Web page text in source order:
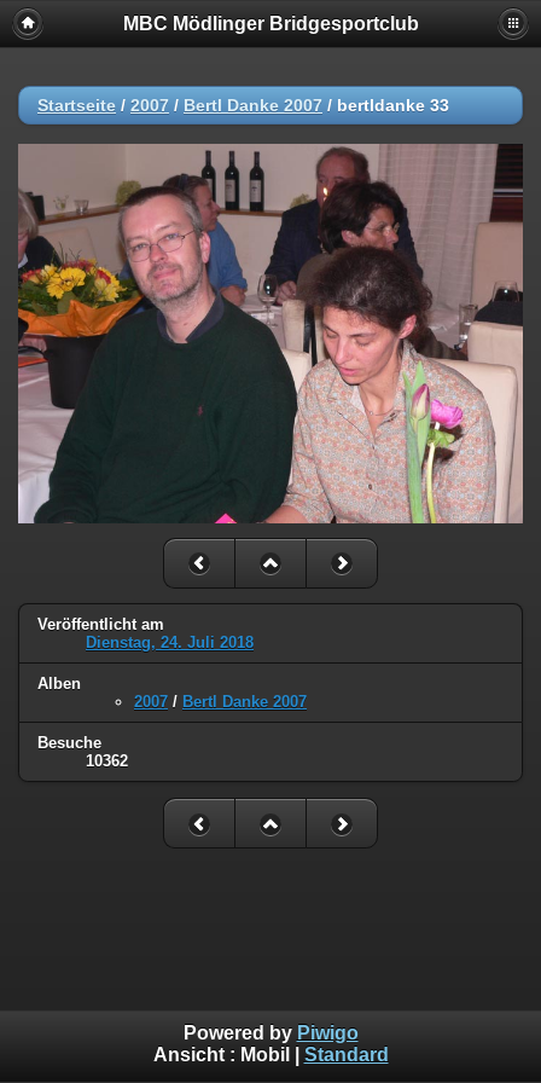
MBC Mödlinger Bridgesportclub
Startseite / 2007 / Bertl Danke 2007 / bertldanke 33
Veröffentlicht am
Dienstag, 24. Juli 2018
Alben
2007 / Bertl Danke 2007
Besuche
10362
Powered by Piwigo
Ansicht : Mobil Standard